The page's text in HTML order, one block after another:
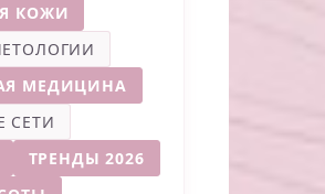
КОЖИ
МЕДИЦИНА
СЕТИ
ТРЕНДЫ 2026